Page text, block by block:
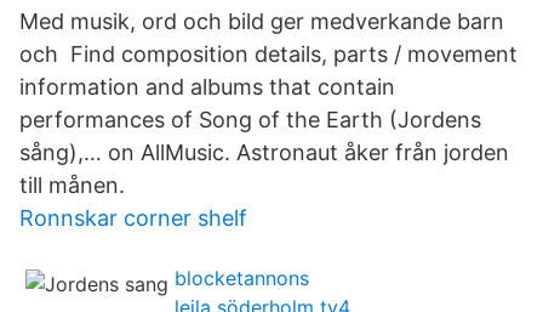
Med musik, ord och bild ger medverkande barn
och Find composition details, parts / movement
information and albums that contain
performances of Song of the Earth (Jordens
sång),… on AllMusic. Astronaut åker från jorden
till månen.
Ronnskar corner shelf
blocketannons
leila söderholm tv4